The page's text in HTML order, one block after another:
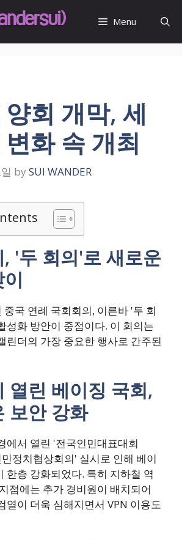
Menu
회 개막, 세
화 속 개최
by SUI WANDER
'두 회의'로 새로운
국 연례 국회회의, 이른바 '두 회
성화 방안이 중점이다. 이 회의는
린더의 가장 중요한 행사로 간주된
열린 베이징 국회,
보안 강화
에서 열린 '전국인민대표대회
정치협상회의' 실시로 인해 베이
한층 강화되었다. 특히 지하철 역
점에는 추가 경비원이 배치되어
열이 더욱 심해지면서 VPN 이용도